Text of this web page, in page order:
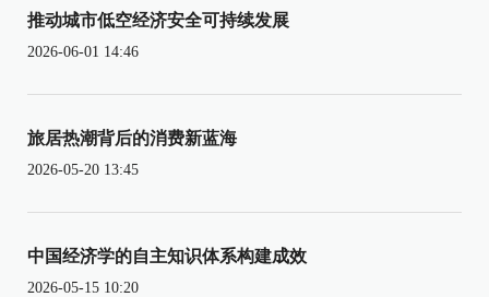
推动城市低空经济安全可持续发展
2026-06-01 14:46
旅居热潮背后的消费新蓝海
2026-05-20 13:45
中国经济学的自主知识体系构建成效
2026-05-15 10:20